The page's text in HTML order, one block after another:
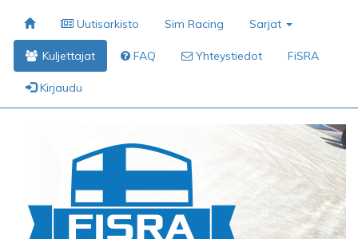
Uutisarkisto Sim Racing Sarjat
Kuljettajat FAQ Yhteystiedot FiSRA
Kirjaudu